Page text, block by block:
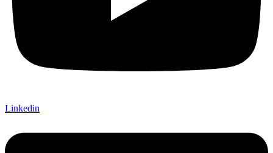
Linkedin